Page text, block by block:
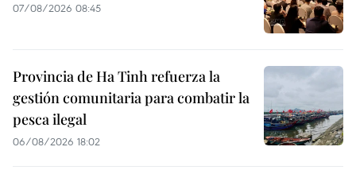
07/08/2026 08:45
Provincia de Ha Tinh refuerza la
gestión comunitaria para combatir la
pesca ilegal
06/08/2026 18:02